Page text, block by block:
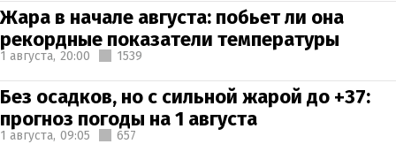
Жара в начале августа: побьет ли она
рекордные показатели температуры
1 августа, 20:00 1539
Без осадков, но с сильной жарой до +37:
прогноз погоды на 1 августа
1 августа, 09:05 657